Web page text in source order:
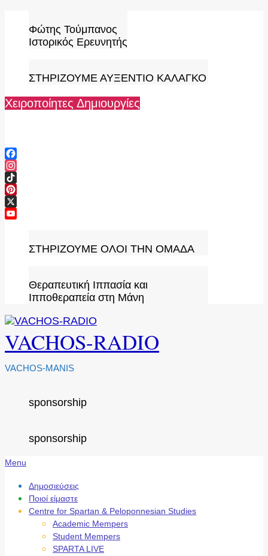
content
Φώτης Τούμπανος
Ιστορικός Ερευνητής
ΣΤΗΡΙΖΟΥΜΕ ΑΥΞΕΝΤΙΟ ΚΑΛΑΓΚΟ
Χειροποίητες Δημιουργίες
Facebook
Instagram
TikTok
Pinterest
X
ΣΤΗΡΙΖΟΥΜΕ ΟΛΟΙ ΤΗΝ ΟΜΑΔΑ
Θεραπευτική Ιππασία και
Ιπποθεραπεία στη Μάνη
VACHOS-RADIO
VACHOS-MANIS
sponsorship
sponsorship
Secondary
Menu
Menu
Δημοσιεύσεις
Ποιοί είμαστε
Centre for Spartan & Peloponnesian Studies
Academic Mempers
Student Mempers
SPARTA LIVE